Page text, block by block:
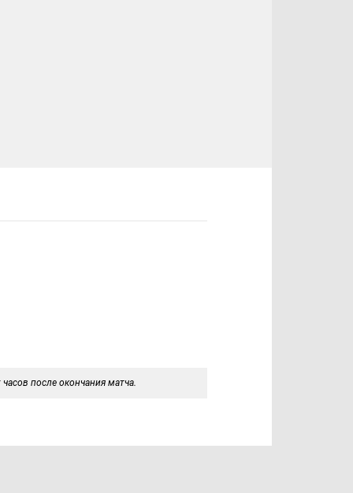
после окончания матча.